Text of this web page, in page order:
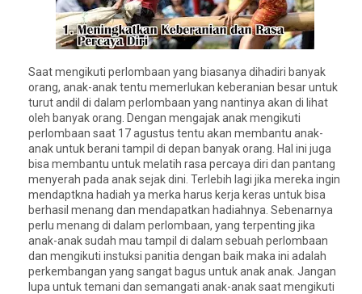
Saat mengikuti perlombaan yang biasanya dihadiri banyak
orang, anak-anak tentu memerlukan keberanian besar untuk
turut andil di dalam perlombaan yang nantinya akan di lihat
oleh banyak orang. Dengan mengajak anak mengikuti
perlombaan saat 17 agustus tentu akan membantu anak-
anak untuk berani tampil di depan banyak orang. Hal ini juga
bisa membantu untuk melatih rasa percaya diri dan pantang
menyerah pada anak sejak dini. Terlebih lagi jika mereka ingin
mendaptkna hadiah ya merka harus kerja keras untuk bisa
berhasil menang dan mendapatkan hadiahnya. Sebenarnya
perlu menang di dalam perlombaan, yang terpenting jika
anak-anak sudah mau tampil di dalam sebuah perlombaan
dan mengikuti instuksi panitia dengan baik maka ini adalah
perkembangan yang sangat bagus untuk anak anak. Jangan
lupa untuk temani dan semangati anak-anak saat mengikuti